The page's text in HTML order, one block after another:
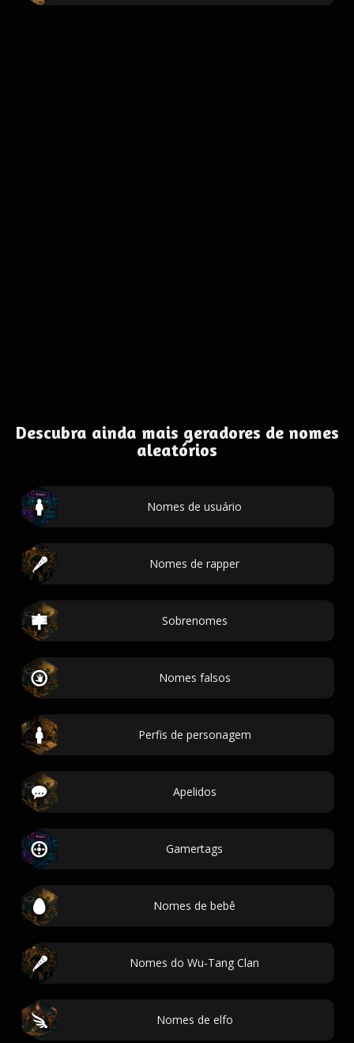
Descubra ainda mais geradores de nomes
aleatórios
Nomes de usuário
Nomes de rapper
Sobrenomes
Nomes falsos
Perfis de personagem
Apelidos
Gamertags
Nomes de bebê
Nomes do Wu-Tang Clan
Nomes de elfo